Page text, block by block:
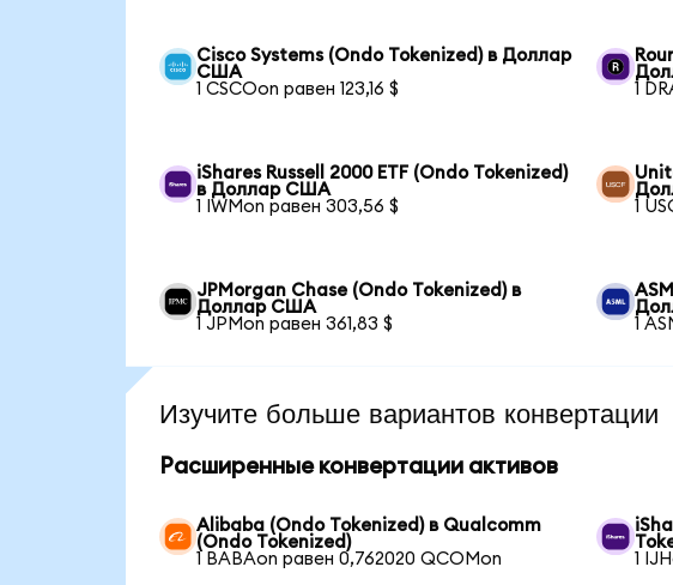
Cisco Systems (Ondo Tokenized) в Доллар
США
1 CSCOon равен 123,16 $
1
iShares Russell 2000 ETF (Ondo Tokenized)
в Доллар США
1 IWMon равен 303,56 $
1
JPMorgan Chase (Ondo Tokenized) в
Доллар США
1 JPMon равен 361,83 $
1
Изучите больше вариантов конвертации
Расширенные конвертации активов
Alibaba (Ondo Tokenized) в Qualcomm
(Ondo Tokenized)
1 BABAon равен 0,762020 QCOMon
1